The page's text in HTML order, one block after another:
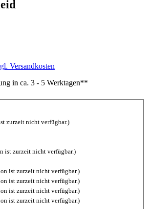
Versandkosten
in ca. 3 - 5 Werktagen**
zurzeit nicht verfügbar.)
ist zurzeit nicht verfügbar.)
ist zurzeit nicht verfügbar.)
ist zurzeit nicht verfügbar.)
ist zurzeit nicht verfügbar.)
ist zurzeit nicht verfügbar.)